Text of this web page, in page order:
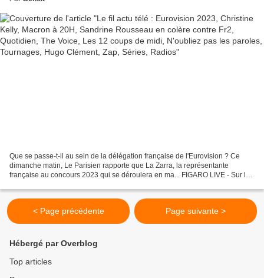
Que se passe-t-il au sein de la délégation française de l'Eurovision ? Ce
dimanche matin, Le Parisien rapporte que La Zarra, la représentante
française au concours 2023 qui se déroulera en ma... FIGARO LIVE - Sur le
< Page précédente Page suivante >
Hébergé par Overblog
Top articles